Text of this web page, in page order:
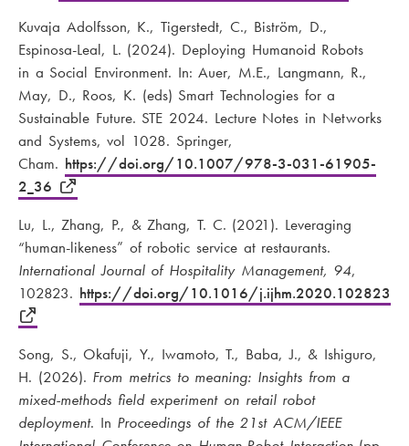
Kuvaja Adolfsson, K., Tigerstedt, C., Biström, D.,
Espinosa-Leal, L. (2024). Deploying Humanoid Robots
in a Social Environment. In: Auer, M.E., Langmann, R.,
May, D., Roos, K. (eds) Smart Technologies for a
Sustainable Future. STE 2024. Lecture Notes in Networks
and Systems, vol 1028. Springer,
Cham. https://doi.org/10.1007/978-3-031-61905-
2_36
Lu, L., Zhang, P., & Zhang, T. C. (2021). Leveraging
“human-likeness” of robotic service at restaurants.
International Journal of Hospitality Management, 94,
102823. https://doi.org/10.1016/j.ijhm.2020.102823
Song, S., Okafuji, Y., Iwamoto, T., Baba, J., & Ishiguro,
H. (2026). From metrics to meaning: Insights from a
mixed-methods field experiment on retail robot
deployment. In Proceedings of the 21st ACM/IEEE